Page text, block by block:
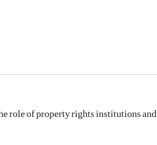
role of property rights institutions